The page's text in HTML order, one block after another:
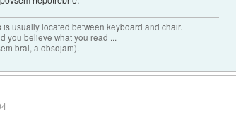
usually located between keyboard and chair.
you believe what you read ...
bral, a obsojam).